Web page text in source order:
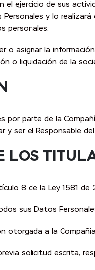
el ejercicio de sus
y lo
personales.
o asignar la
o liquidación de la
por parte de la
y ser el Responsable
LOS
8 de la Ley 1581
sus Datos
otorgada a la
solicitud escrita,